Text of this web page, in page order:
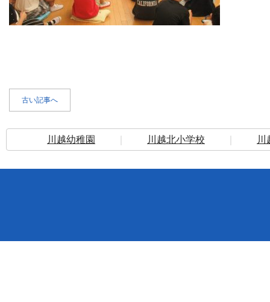
古い記事へ
川越幼稚園 川越北小学校 川